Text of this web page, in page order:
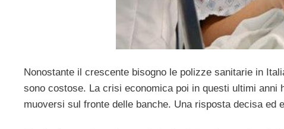
Nonostante il crescente bisogno le polizze sanitarie in
sono costose. La crisi economica poi in questi ultimi
muoversi sul fronte delle banche. Una risposta decisa ed